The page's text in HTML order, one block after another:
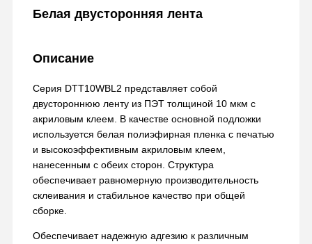
Белая двусторонняя лента
Описание
Серия DTT10WBL2 представляет собой
двустороннюю ленту из ПЭТ толщиной 10 мкм с
акриловым клеем. В качестве основной подложки
используется белая полиэфирная пленка с печатью
и высокоэффективным акриловым клеем,
нанесенным с обеих сторон. Структура
обеспечивает равномерную производительность
склеивания и стабильное качество при общей
сборке.
Обеспечивает надежную адгезию к различным